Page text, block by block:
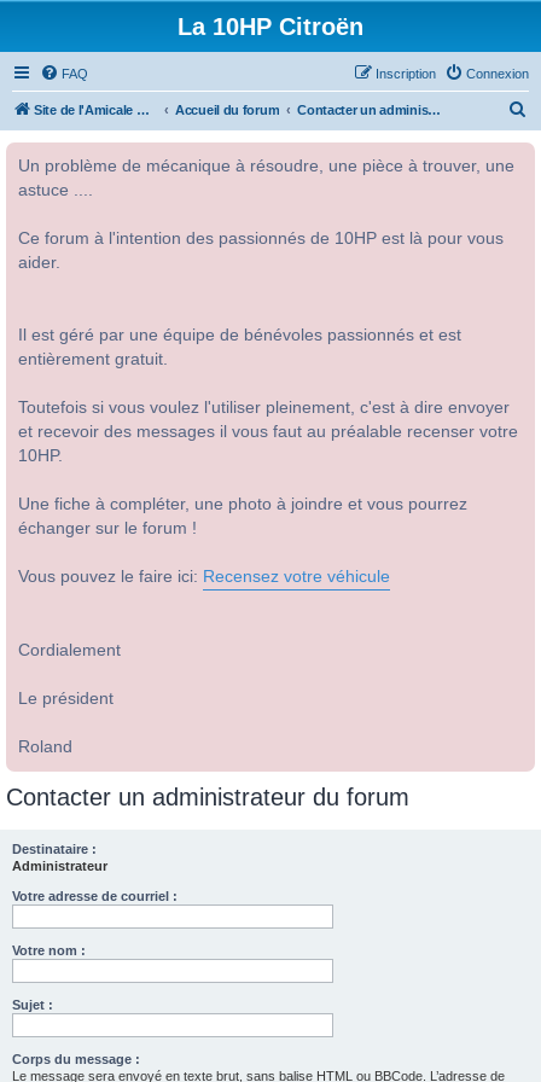
La 10HP Citroën
FAQ Connexion
Inscription
Site de l'Amicale Citroën 10HP Accueil du forum Contacter un administrateur du forum
Un problème de mécanique à résoudre, une pièce à trouver, une
astuce ....
Ce forum à l'intention des passionnés de 10HP est là pour vous
aider.
Il est géré par une équipe de bénévoles passionnés et est
entièrement gratuit.
Toutefois si vous voulez l'utiliser pleinement, c'est à dire envoyer
et recevoir des messages il vous faut au préalable recenser votre
10HP.
Une fiche à compléter, une photo à joindre et vous pourrez
échanger sur le forum !
Vous pouvez le faire ici: Recensez votre véhicule
Cordialement
Le président
Roland
Contacter un administrateur du forum
Destinataire :
Administrateur
Votre adresse de courriel :
Votre nom :
Sujet :
Corps du message :
Le message sera envoyé en texte brut, sans balise HTML ou BBCode. L’adresse de